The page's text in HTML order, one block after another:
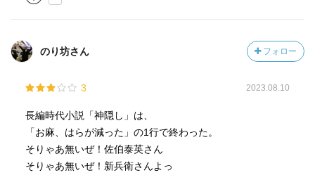
のり坊さん フォロー
3 2023.08.10
長編時代小説「神隠し」は、
「お麻、はらが減った」の1行で終わった。
そりゃあ無いぜ！佐伯泰英さん
そりゃあ無いぜ！新兵衛さんよっ